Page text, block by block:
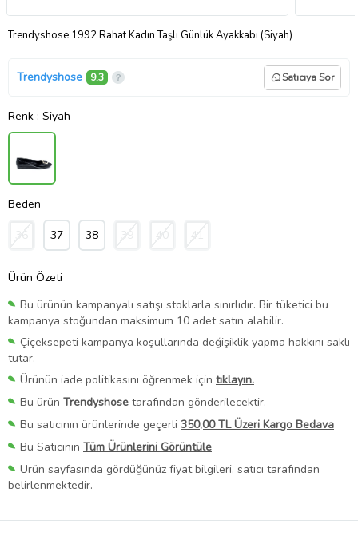
Trendyshose 1992 Rahat Kadın Taşlı Günlük Ayakkabı (Siyah)
Trendyshose 9,3 Satıcıya Sor
Renk : Siyah
Beden
36 37 38 39 40 41
Ürün Özeti
Bu ürünün kampanyalı satışı stoklarla sınırlıdır. Bir tüketici bu
kampanya stoğundan maksimum 10 adet satın alabilir.
Çiçeksepeti kampanya koşullarında değişiklik yapma hakkını saklı
tutar.
Ürünün iade politikasını öğrenmek için tıklayın.
Bu ürün Trendyshose tarafından gönderilecektir.
Bu satıcının ürünlerinde geçerli 350,00 TL Üzeri Kargo Bedava
Bu Satıcının Tüm Ürünlerini Görüntüle
Ürün sayfasında gördüğünüz fiyat bilgileri, satıcı tarafından
belirlenmektedir.